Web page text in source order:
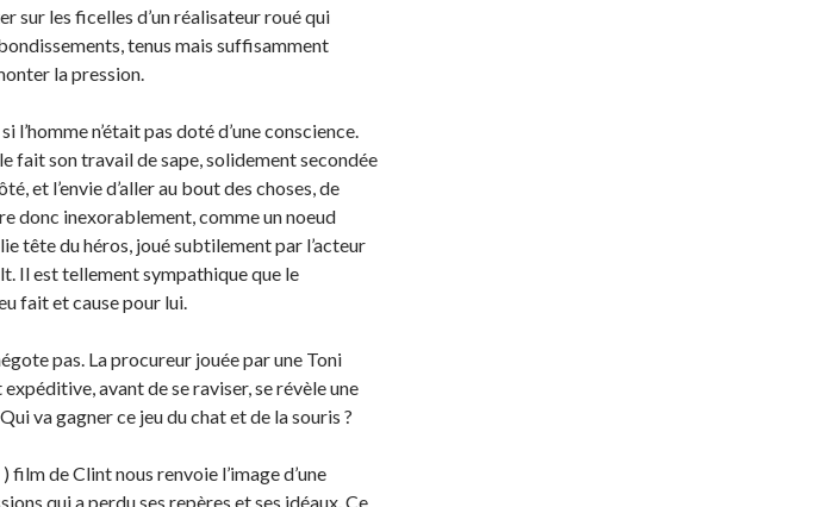
sur les ficelles d’un réalisateur roué qui
tenus mais suffisamment
la pression.
l’homme n’était pas doté d’une conscience.
fait son travail de sape, solidement secondée
et l’envie d’aller au bout des choses, de
donc inexorablement, comme un noeud
tête du héros, joué subtilement par l’acteur
Il est tellement sympathique que le
fait et cause pour lui.
pas. La procureur jouée par une Toni
avant de se raviser, se révèle une
va gagner ce jeu du chat et de la souris ?
film de Clint nous renvoie l’image d’une
qui a perdu ses repères et ses idéaux. Ce